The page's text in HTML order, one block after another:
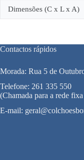
Dimensões (C x L x A)
Contactos rápidos
Morada: Rua 5 de
Telefone: 261 335 550
(Chamada para a rede
E-mail: